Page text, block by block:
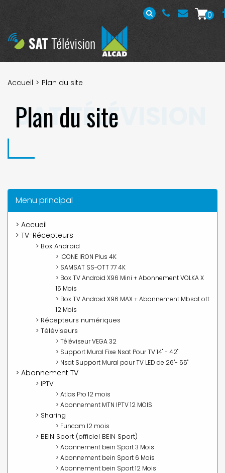
0
Accueil Plan du site
Plan du site
Menu principal
> Accueil
> TV-Récepteurs
> Box Android
> ICONE IRON Plus 4K
> SAMSAT SS-OTT 77 4K
> Box TV Android X96 Mini + Abonnement VOLKA X
15 Mois
> Box TV Android X96 MAX + Abonnement Mbsat ott
12 Mois
> Récepteurs numériques
> Téléviseurs
> Téléviseur VEGA 32
> Support Mural Fixe Nsat Pour TV 14" - 42"
> Nsat Support Mural pour TV LED de 26"- 55"
> Abonnement TV
> IPTV
> Atlas Pro 12 mois
> Abonnement MTN IPTV 12 MOIS
> Sharing
> Funcam 12 mois
> BEIN Sport (officiel BEIN Sport)
> Abonnement bein Sport 3 Mois
> Abonnement bein Sport 6 Mois
> Abonnement bein Sport 12 Mois